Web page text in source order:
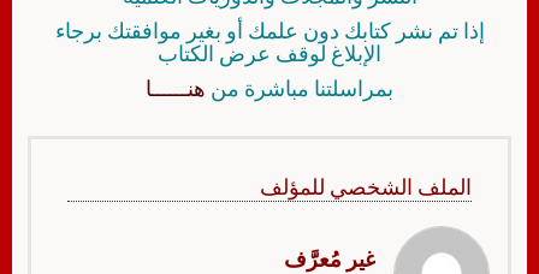
إذا تم نشر كتابك دون علمك أو بغير موافقتك برجاء
الإبلاغ لوقف عرض الكتاب
بمراسلتنا مباشرة من هنــــــا
الملف الشخصي للمؤلف
غير مُعرَّف